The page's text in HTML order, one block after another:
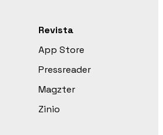
Revista
App Store
Pressreader
Magzter
Zinio